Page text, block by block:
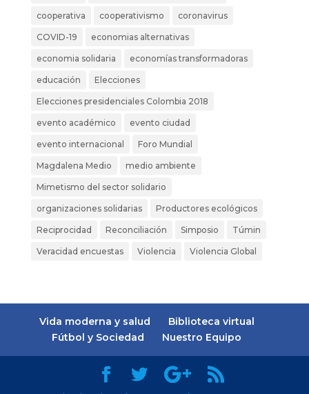
cooperativa cooperativismo coronavirus
COVID-19 economias alternativas
economia solidaria economías transformadoras
educación Elecciones
Elecciones presidenciales Colombia 2018
evento académico evento ciudad
evento internacional Foro Mundial
Magdalena Medio medio ambiente
Mimetismo del sector solidario
organizaciones solidarias Productores ecológicos
Reciprocidad Reconciliación Simposio Túmin
Veracidad encuestas Violencia Violencia Global
Vida moderna y salud
Biblioteca virtual
Fútbol y Sociedad
Nuestro Equipo